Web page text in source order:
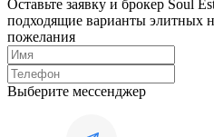
Оставьте заявку и брокер Soul
подходящие варианты элитных
пожелания
Выберите мессенджер